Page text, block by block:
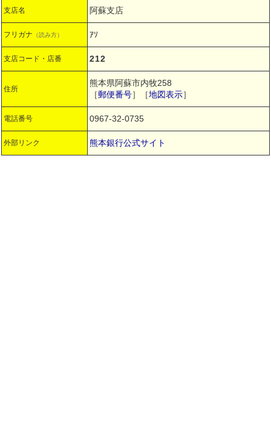
支店名 阿蘇支店
フリガナ （読み方） ｱｿ
支店コード・店番 212
住所
熊本県阿蘇市内牧258
［郵便番号］［地図表示］
電話番号 0967-32-0735
外部リンク 熊本銀行公式サイト